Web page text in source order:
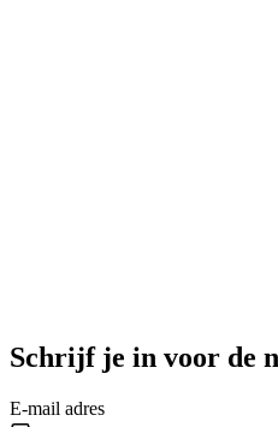
Schrijf je in voor de
E-mail adres